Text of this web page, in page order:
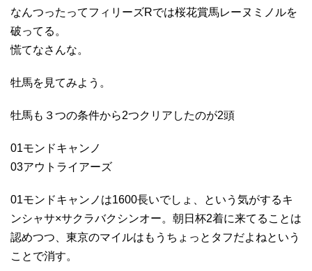
なんつったってフィリーズRでは桜花賞馬レーヌミノルを
破ってる。
慌てなさんな。
牡馬を見てみよう。
牡馬も３つの条件から2つクリアしたのが2頭
01モンドキャンノ
03アウトライアーズ
01モンドキャンノは1600長いでしょ、という気がするキ
ンシャサ×サクラバクシンオー。朝日杯2着に来てることは
認めつつ、東京のマイルはもうちょっとタフだよねという
ことで消す。